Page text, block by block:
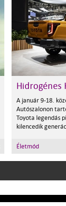
Hidrogénes
A január 9-18.
Autószalonon
Toyota legendás
kilencedik
Életmód